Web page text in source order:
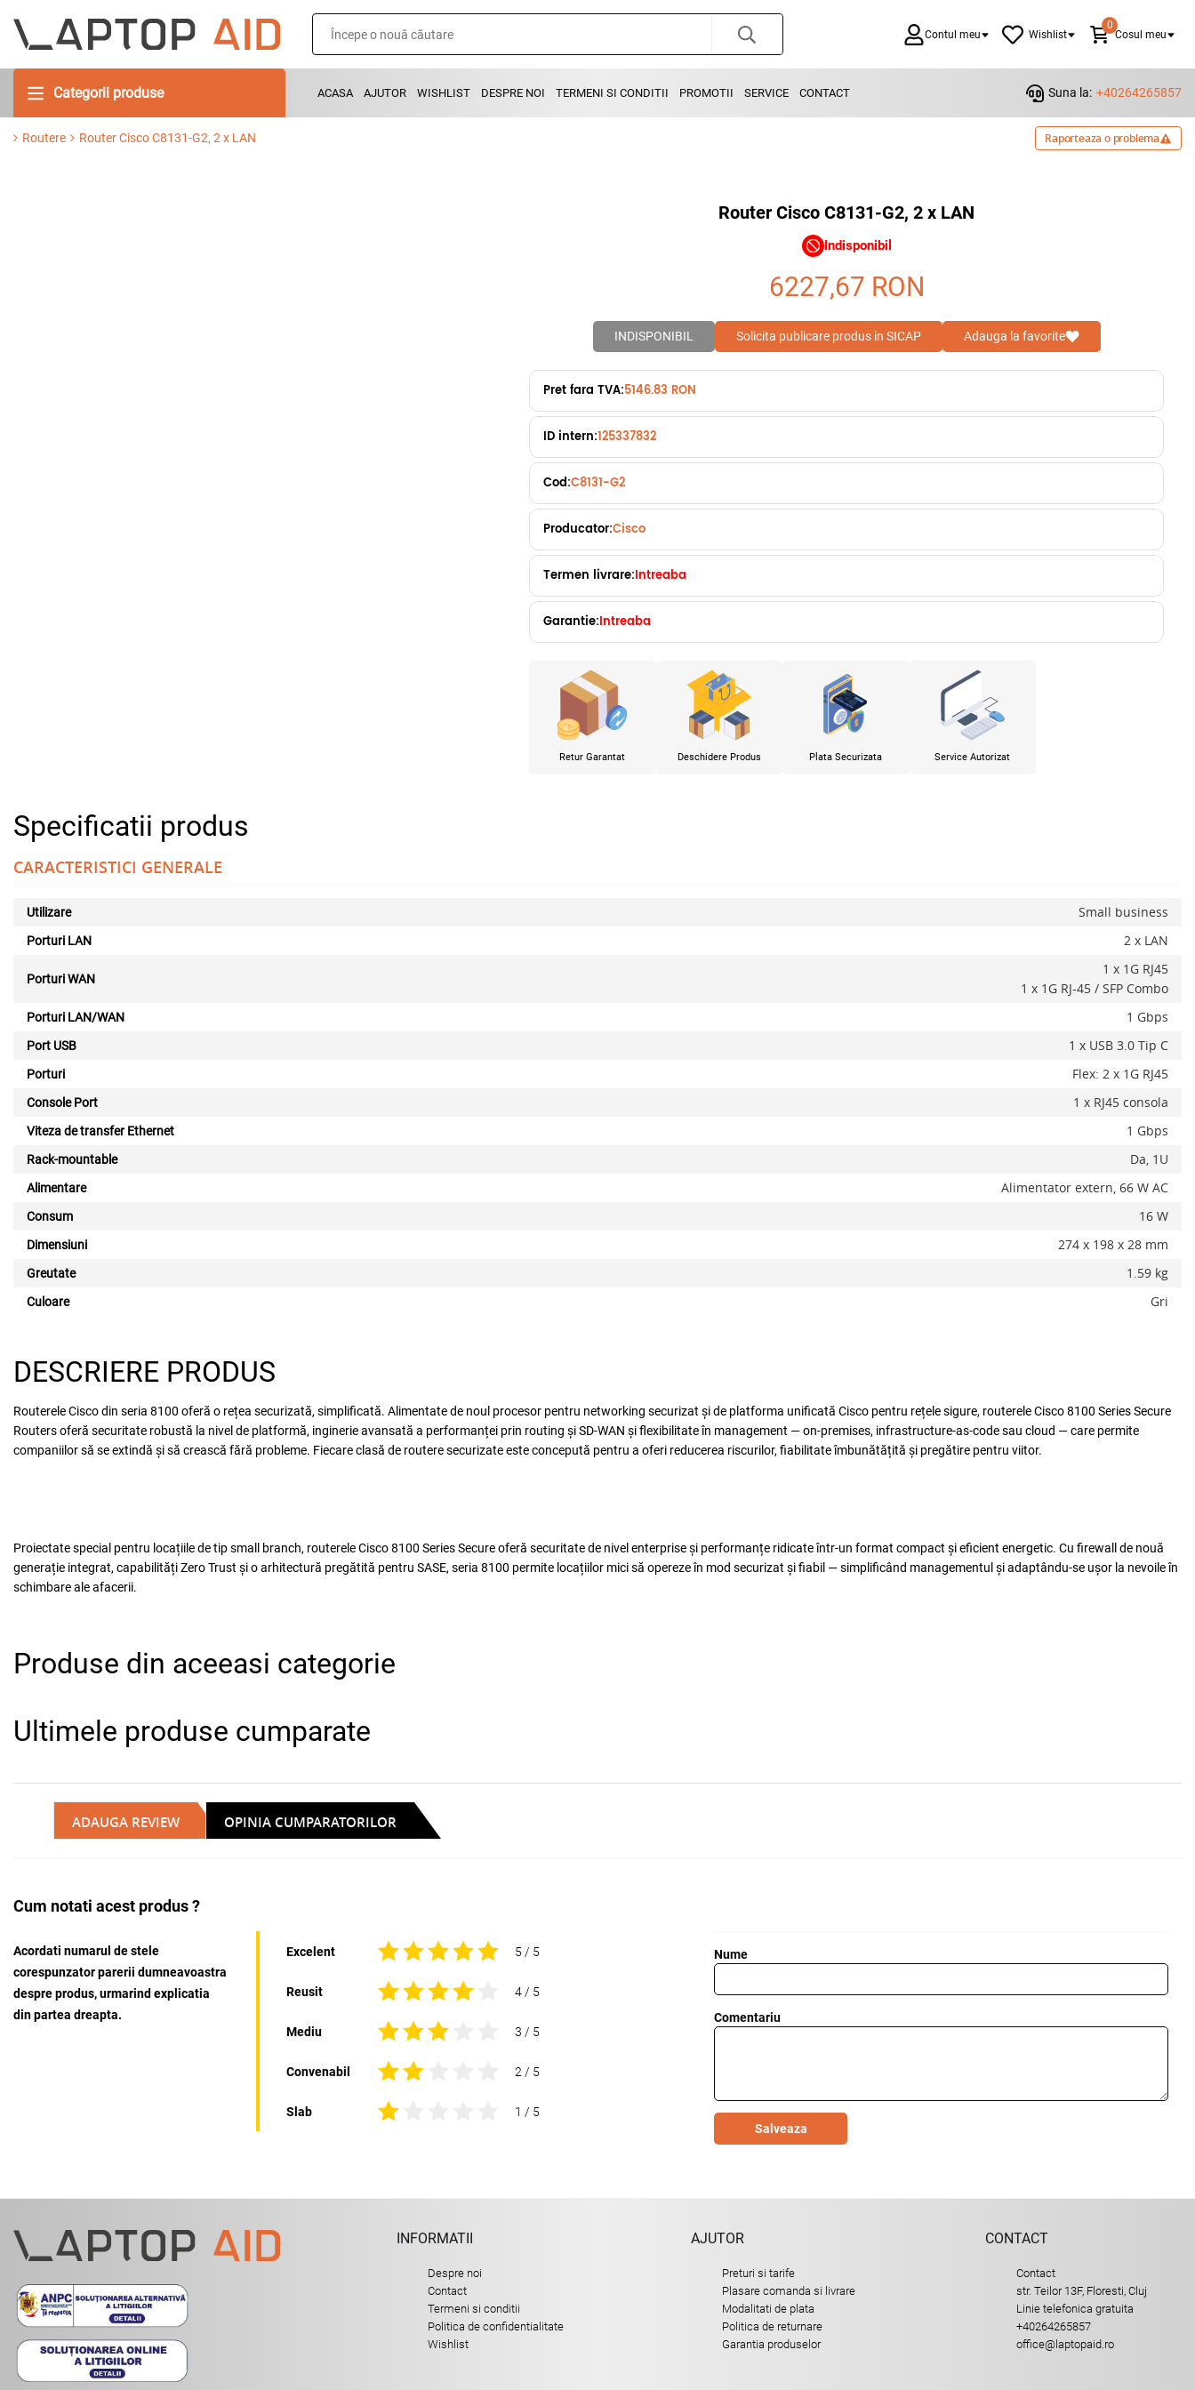
Contul meu Wishlist
0
Cosul meu
Categorii produse ACASA AJUTOR WISHLIST DESPRE NOI TERMENI SI CONDITII PROMOTII SERVICE CONTACT Suna la: +40264265857
Routere Router Cisco C8131-G2, 2 x LAN Raporteaza o problema
Router Cisco C8131-G2, 2 x LAN
Indisponibil
6227,67 RON
INDISPONIBIL Solicita publicare produs in SICAP Adauga la favorite
Pret fara TVA:5146.83 RON
ID intern:125337832
Cod:C8131-G2
Producator:Cisco
Termen livrare:Intreaba
Garantie:Intreaba
Retur Garantat Deschidere Produs Plata Securizata Service Autorizat
Specificatii produs
CARACTERISTICI GENERALE
Utilizare Small business
Porturi LAN 2 x LAN
Porturi WAN
1 x 1G RJ45
1 x 1G RJ-45 / SFP Combo
Porturi LAN/WAN 1 Gbps
Port USB 1 x USB 3.0 Tip C
Porturi Flex: 2 x 1G RJ45
Console Port 1 x RJ45 consola
Viteza de transfer Ethernet 1 Gbps
Rack-mountable Da, 1U
Alimentare Alimentator extern, 66 W AC
Consum 16 W
Dimensiuni 274 x 198 x 28 mm
Greutate 1.59 kg
Culoare Gri
DESCRIERE PRODUS
Routerele Cisco din seria 8100 oferă o rețea securizată, simplificată. Alimentate de noul procesor pentru networking securizat și de platforma unificată Cisco pentru rețele sigure, routerele Cisco 8100 Series Secure
Routers oferă securitate robustă la nivel de platformă, inginerie avansată a performanței prin routing și SD‑WAN și flexibilitate în management — on‑premises, infrastructure‑as‑code sau cloud — care permite
companiilor să se extindă și să crească fără probleme. Fiecare clasă de routere securizate este concepută pentru a oferi reducerea riscurilor, fiabilitate îmbunătățită și pregătire pentru viitor.
Proiectate special pentru locațiile de tip small branch, routerele Cisco 8100 Series Secure oferă securitate de nivel enterprise și performanțe ridicate într-un format compact și eficient energetic. Cu firewall de nouă
generație integrat, capabilități Zero Trust și o arhitectură pregătită pentru SASE, seria 8100 permite locațiilor mici să opereze în mod securizat și fiabil — simplificând managementul și adaptându-se ușor la nevoile în
schimbare ale afacerii.
Produse din aceeasi categorie
Ultimele produse cumparate
ADAUGA REVIEW OPINIA CUMPARATORILOR
Cum notati acest produs ?
Acordati numarul de stele
corespunzator parerii dumneavoastra
despre produs, urmarind explicatia
din partea dreapta.
Excelent 5 / 5
Reusit 4 / 5
Mediu 3 / 5
Convenabil 2 / 5
Slab 1 / 5
Nume
Comentariu
Salveaza
x
Alerta stoc
INFORMATII
Despre noi
Contact
Termeni si conditii
Politica de confidentialitate
Wishlist
AJUTOR
Preturi si tarife
Plasare comanda si livrare
Modalitati de plata
Politica de returnare
Garantia produselor
CONTACT
Contact
str. Teilor 13F, Floresti, Cluj
Linie telefonica gratuita
+40264265857
office@laptopaid.ro